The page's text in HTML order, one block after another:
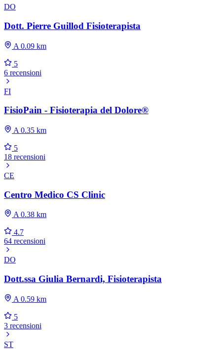
DO
Dott. Pierre Guillod Fisioterapista
A 0.09 km
5
6 recensioni
FI
FisioPain - Fisioterapia del Dolore®
A 0.35 km
5
18 recensioni
CE
Centro Medico CS Clinic
A 0.38 km
4.7
64 recensioni
DO
Dott.ssa Giulia Bernardi, Fisioterapista
A 0.59 km
5
3 recensioni
ST